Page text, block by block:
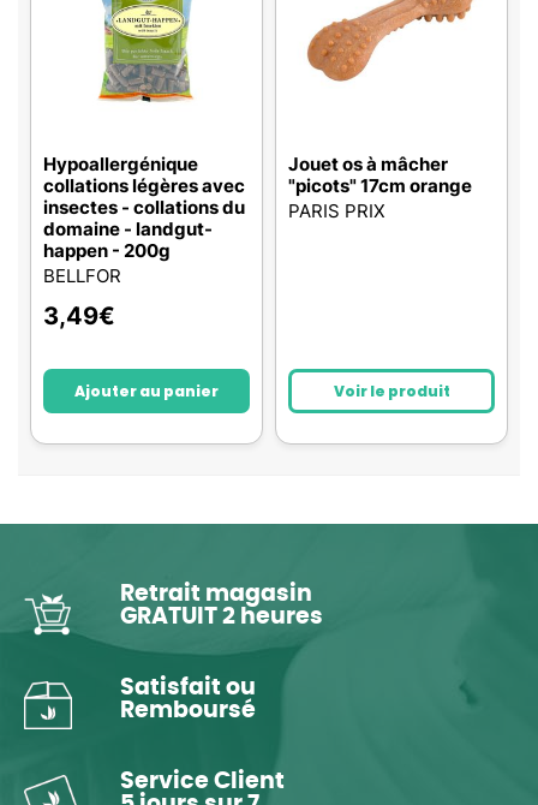
Hypoallergénique
collations légères avec
insectes - collations du
domaine - landgut-
happen - 200g
BELLFOR
3,49€
Ajouter au panier
Jouet os à mâcher
"picots" 17cm orange
PARIS PRIX
Voir le produit
Retrait magasin
GRATUIT 2 heures
Satisfait ou
Remboursé
Service Client